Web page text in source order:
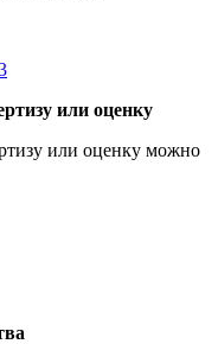
или оценку
или оценку можно